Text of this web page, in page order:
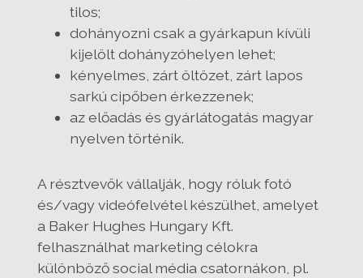
tilos;
dohányozni csak a gyárkapun kívüli
kijelölt dohányzóhelyen lehet;
kényelmes, zárt öltözet, zárt lapos
sarkú cipőben érkezzenek;
az előadás és gyárlátogatás magyar
nyelven történik.
A résztvevők vállalják, hogy róluk fotó
és/vagy videófelvétel készülhet, amelyet
a Baker Hughes Hungary Kft.
felhasználhat marketing célokra
különböző social média csatornákon, pl.